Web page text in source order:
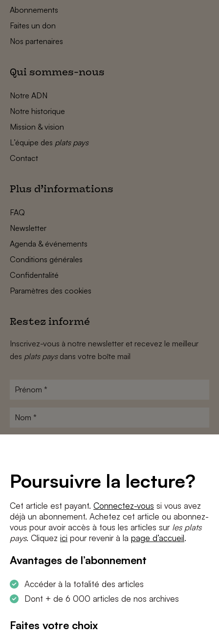
Poursuivre la lecture?
Cet article est payant. Connectez-vous si vous avez
déjà un abonnement. Achetez cet article ou abonnez-
vous pour avoir accès à tous les articles sur les plats
pays. Cliquez ici pour revenir à la page d’accueil.
Avantages de l’abonnement
Accéder à la totalité des articles
Dont + de 6 000 articles de nos archives
Faites votre choix
Abonnements
Faites un don
Nos partenaires
Qui sommes-nous
Notre ADN
Notre historique
Mission & vision
L’équipe des plats pays
Contact
Plus d’informations
FAQ
Newsletter
Agenda & événements
Conditions générales
Confidentalité
Paramètres des cookies
Restez informé
Inscrivez-vous à notre newsletter et recevez le meilleur
des plats paysdans votre boîte mail
Prénom
Nom
J'accepte les termes et conditions etla politique de confidentialité
S'INSCRIRE